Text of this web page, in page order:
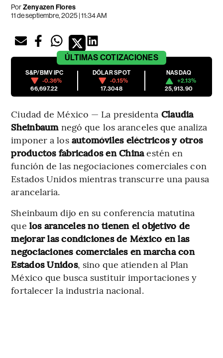
PorZenyazen Flores
11 de septiembre, 2025 | 11:34 AM
ÚLTIMAS COTIZACIONES
S&P/BMV IPC
-0.36%
66,697.22
DÓLAR SPOT
-0.15%
17.3048
NASDAQ
+2.13%
25,913.90
Ciudad de México — La presidenta Claudia
Sheinbaum negó que los aranceles que analiza
imponer a los automóviles eléctricos y otros
productos fabricados en Chinaestén en
función de las negociaciones comerciales con
Estados Unidos mientras transcurre una pausa
arancelaria.
Sheinbaum dijo en su conferencia matutina
que los aranceles no tienen el objetivo de
mejorar las condiciones de México en las
negociaciones comerciales en marcha con
Estados Unidos, sino que atienden al Plan
México que busca sustituir importaciones y
fortalecer la industria nacional.